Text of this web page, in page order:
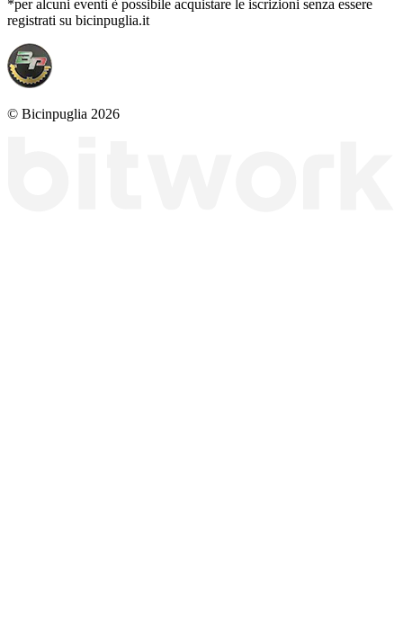
*per alcuni eventi è possibile acquistare le iscrizioni senza essere
registrati su bicinpuglia.it
© Bicinpuglia 2026